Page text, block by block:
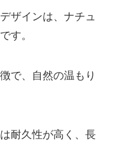
ザインは、ナチュ
す。
で、自然の温もり
耐久性が高く、長